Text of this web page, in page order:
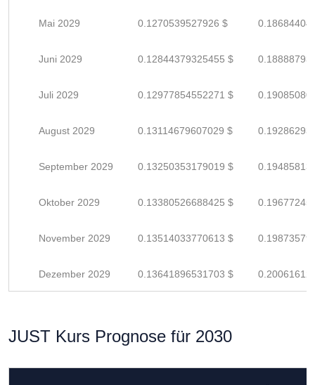
Mai 2029 0.1270539527926 $
Juni 2029 0.12844379325455 $
Juli 2029 0.12977854552271 $
August 2029 0.13114679607029 $
September 2029 0.13250353179019 $
Oktober 2029 0.13380526688425 $
November 2029 0.13514033770613 $
Dezember 2029 0.13641896531703 $
JUST Kurs Prognose für 2030